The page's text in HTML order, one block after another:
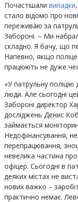
Почастішали випадки
стало відомо про нові
переживаю за
Забороні. – Ми
складно. Я бачу, що
Напевно, якщо
працюють не дуже
«У патрульну
люди. Але сьогодні
Забороні директор
досліджень Денис
займається
Недофінансування,
перепрацювання,
невелика частина
офіцер. Сьогодні в
деяких містах не
нових важко –
практично немає.